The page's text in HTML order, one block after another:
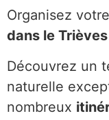
Organisez
dans le
Découvrez un
naturelle
nombreux